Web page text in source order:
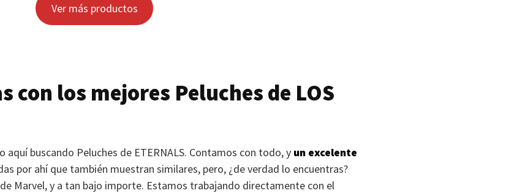
Ver más productos
con los mejores Peluches de LOS
aquí buscando Peluches de ETERNALS. Contamos con todo, y un excelente
por ahí que también muestran similares, pero, ¿de verdad lo encuentras?
Marvel, y a tan bajo importe. Estamos trabajando directamente con el